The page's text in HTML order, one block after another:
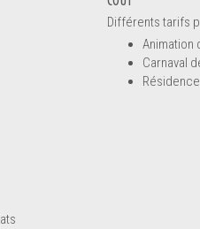
Différents tarifs
Animation
Carnaval